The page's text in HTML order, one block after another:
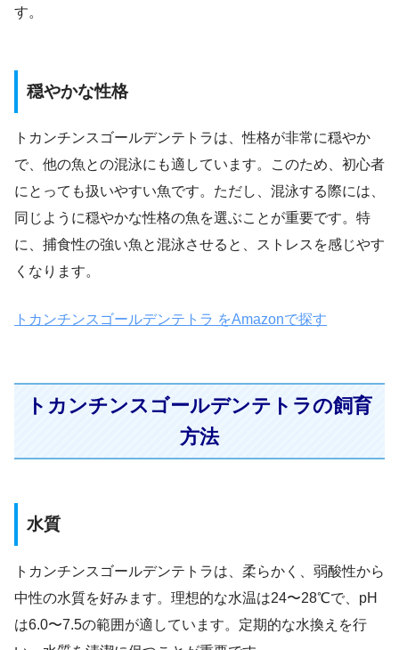
す。
穏やかな性格
トカンチンスゴールデンテトラは、性格が非常に穏やか
で、他の魚との混泳にも適しています。このため、初心者
にとっても扱いやすい魚です。ただし、混泳する際には、
同じように穏やかな性格の魚を選ぶことが重要です。特
に、捕食性の強い魚と混泳させると、ストレスを感じやす
くなります。
トカンチンスゴールデンテトラ をAmazonで探す
トカンチンスゴールデンテトラの飼育
方法
水質
トカンチンスゴールデンテトラは、柔らかく、弱酸性から
中性の水質を好みます。理想的な水温は24〜28℃で、pH
は6.0〜7.5の範囲が適しています。定期的な水換えを行